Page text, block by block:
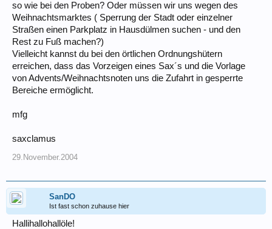
so wie bei den Proben? Oder müssen wir uns wegen des
Weihnachtsmarktes ( Sperrung der Stadt oder einzelner
Straßen einen Parkplatz in Hausdülmen suchen - und den
Rest zu Fuß machen?)
Vielleicht kannst du bei den örtlichen Ordnungshütern
erreichen, dass das Vorzeigen eines Sax´s und die Vorlage
von Advents/Weihnachtsnoten uns die Zufahrt in gesperrte
Bereiche ermöglicht.
mfg
saxclamus
29.November.2004
SanDO
Ist fast schon zuhause hier
Hallihallohallöle!